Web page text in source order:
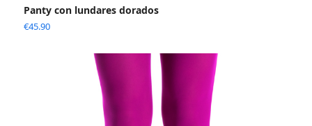
Panty con lundares dorados
€45.90